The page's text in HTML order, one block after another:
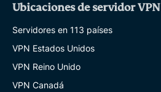
Ubicaciones de servidor VPN
Servidores en 113 países
VPN Estados Unidos
VPN Reino Unido
VPN Canadá